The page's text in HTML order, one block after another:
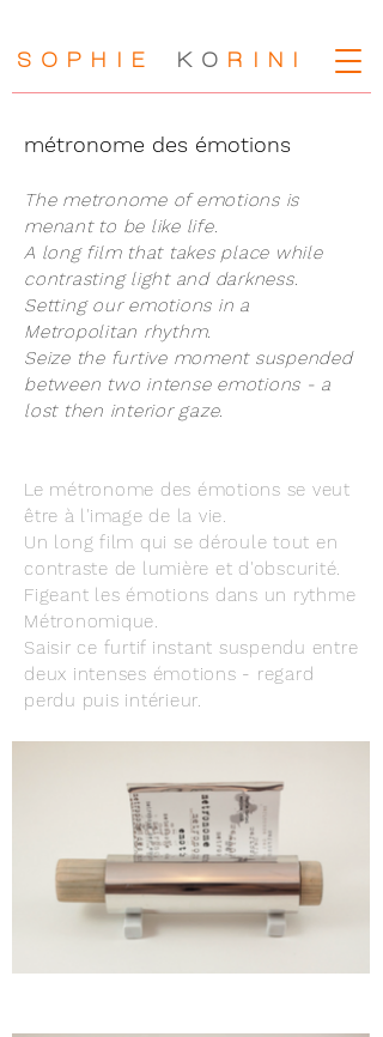
SOPHIE KO RIN I
métronome des émotions
The metronome of emotions is
menant to be like life.
A long film that takes place while
contrasting light and darkness.
Setting our emotions in a
Metropolitan rhythm.
Seize the furtive moment suspended
between two intense emotions - a
lost then interior gaze.
Le métronome des émotions se veut
être à l'image de la vie.
Un long film qui se déroule tout en
contraste de lumière et d'obscurité.
Figeant les émotions dans un rythme
Métronomique.
Saisir ce furtif instant suspendu entre
deux intenses émotions - regard
perdu puis intérieur.